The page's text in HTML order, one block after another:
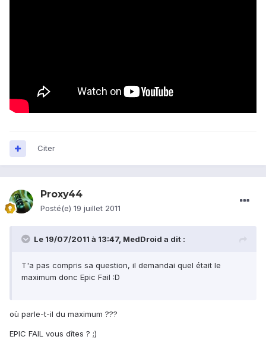
Citer
Proxy44
Posté(e) 19 juillet 2011
Le 19/07/2011 à 13:47, MedDroid a dit :
T'a pas compris sa question, il demandai quel était le
maximum donc Epic Fail :D
où parle-t-il du maximum ???
EPIC FAIL vous dîtes ? ;)